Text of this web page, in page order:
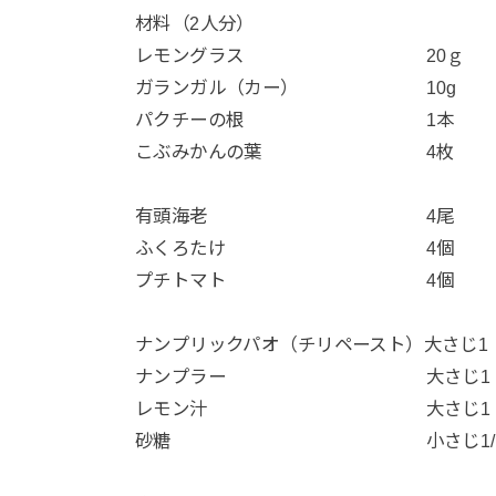
材料（2人分）
レモングラス 20ｇ
ガランガル（カー） 10g
パクチーの根 1本
こぶみかんの葉 4枚
有頭海老 4尾
ふくろたけ 4個
プチトマト 4個
ナンプリックパオ（チリペースト）大さじ1
ナンプラー 大さじ1
レモン汁 大さじ1
砂糖 小さじ1/